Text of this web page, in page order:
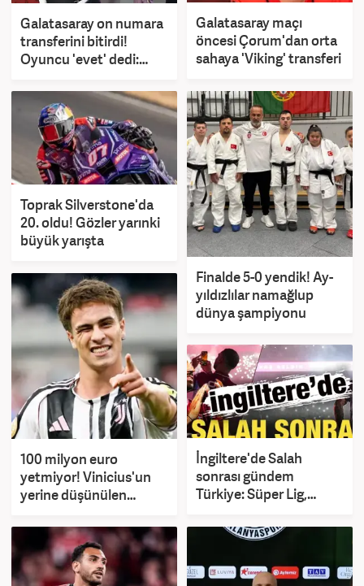
Galatasaray on numara
transferini bitirdi!
Oyuncu 'evet' dedi:
Buruk'ta
Galatasaray maçı
öncesi Çorum'dan orta
sahaya 'Viking' transferi
Toprak Silverstone'da
20. oldu! Gözler yarınki
büyük yarışta
Finalde 5-0 yendik! Ay-
yıldızlılar namağlup
dünya şampiyonu
100 milyon euro
yetmiyor! Vinicius'un
yerine düşünülen
talep
İngiltere'de Salah
sonrası gündem
Türkiye: Süper Lig,
oldu!